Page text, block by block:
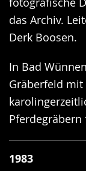
das Archiv.
Derk Boosen.
In Bad
Gräberfeld
Pferdegräbern
1983